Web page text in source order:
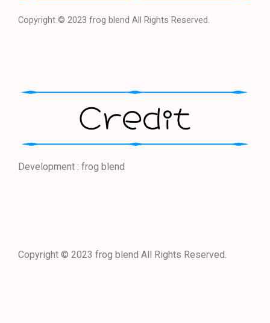
Copyright © 2023 frog blend All Rights Reserved.
Development : frog blend
Copyright © 2023 frog blend All Rights Reserved.